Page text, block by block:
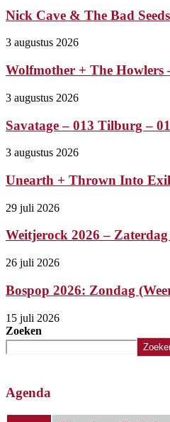
Nick Cave & The Bad
3 augustus 2026
Wolfmother + The Howlers
3 augustus 2026
Savatage – 013 Tilburg –
3 augustus 2026
Unearth + Thrown Into
29 juli 2026
Weitjerock 2026 –
26 juli 2026
Bospop 2026: Zondag
15 juli 2026
Zoeken
Agenda